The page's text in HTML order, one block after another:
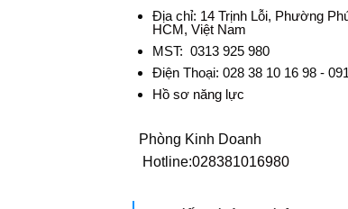
Địa chỉ: 14 Trịnh Lỗi, Phường
HCM, Việt Nam
MST: 0313 925 980
Điện Thoại: 028 38 10 16 98 -
Hồ sơ năng lực
Phòng Kinh Doanh
Hotline:028381016980